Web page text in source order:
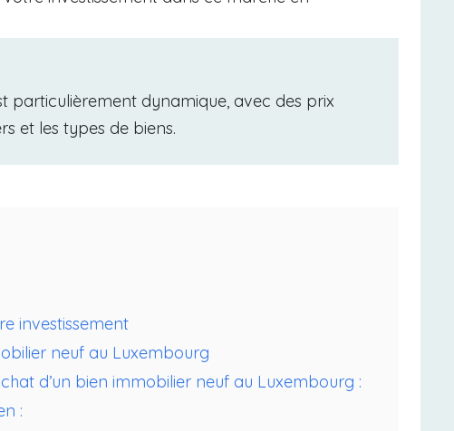
particulièrement dynamique, avec des prix
et les types de biens.
investissement
neuf au Luxembourg
d’un bien immobilier neuf au Luxembourg :
: